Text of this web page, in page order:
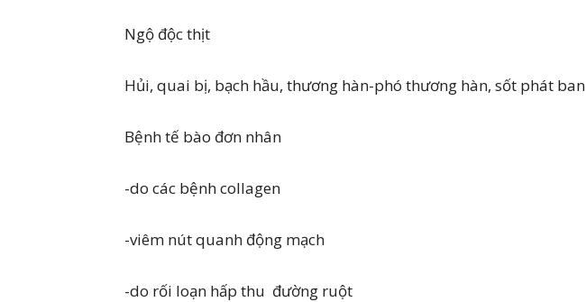
Ngộ độc thịt
Hủi, quai bị, bạch hầu, thương hàn-phó thương hàn, sốt phát ban
Bệnh tế bào đơn nhân
-do các bệnh collagen
-viêm nút quanh động mạch
-do rối loạn hấp thu đường ruột